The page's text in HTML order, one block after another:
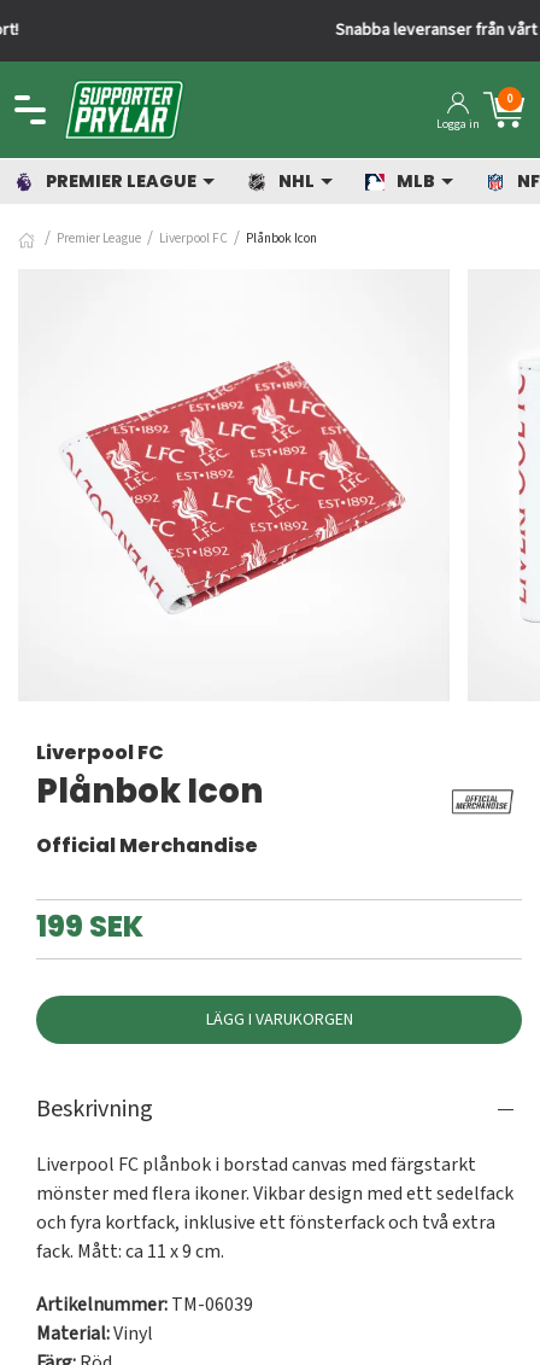
Snabba leveranser från vårt lager
Logga in
0
PREMIER LEAGUE NHL MLB
Premier League Liverpool FC Plånbok Icon
Liverpool FC
Plånbok Icon
Official Merchandise
199 SEK
LÄGG I VARUKORGEN
Beskrivning
Liverpool FC plånbok i borstad canvas med färgstarkt
mönster med flera ikoner. Vikbar design med ett sedelfack
och fyra kortfack, inklusive ett fönsterfack och två extra
fack. Mått: ca 11 x 9 cm.
Artikelnummer:TM-06039
Material:Vinyl